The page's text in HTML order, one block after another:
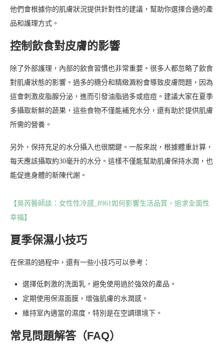
他們會根據你的肌膚狀況提供針對性的建議，幫助你選擇合適的產
品和護理方式。
控制飲食對皮膚的影響
除了外部護理，內部的飲食習慣也非常重要。很多人都忽略了飲食
對肌膚狀態的影響。過多的糖分和精緻澱粉會導致皮膚問題，因為
這會刺激皮脂腺分泌，進而引發油脂過多或痘痘。建議大家在夏季
多攝取新鮮的蔬果，這些食物不僅能補充水分，還有助於提供肌膚
所需的營養。
另外，保持充足的水分攝入也很關鍵。一般來說，根據體重計算，
每天應該攝取約30毫升的水分。這樣不僅能幫助肌膚保持水潤，也
能促進身體的新陳代謝。
【吳芮醫師談：女性性冷感_8961如何影響生活品質，追求全面性
幸福】
夏季保濕小技巧
在保濕的過程中，還有一些小技巧可以參考：
選擇低刺激的洗面乳，避免使用過於強效的產品。
定期使用保濕面膜，增強肌膚的水潤感。
維持室內適當的濕度，特別是在空調環境下。
常見問題解答（FAQ）